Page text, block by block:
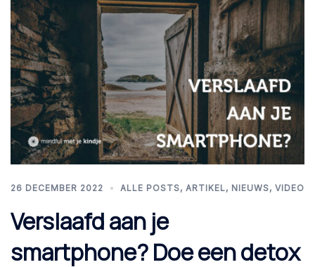
26 DECEMBER 2022 ALLE POSTS, ARTIKEL, NIEUWS, VIDEO
Verslaafd aan je
smartphone? Doe een detox